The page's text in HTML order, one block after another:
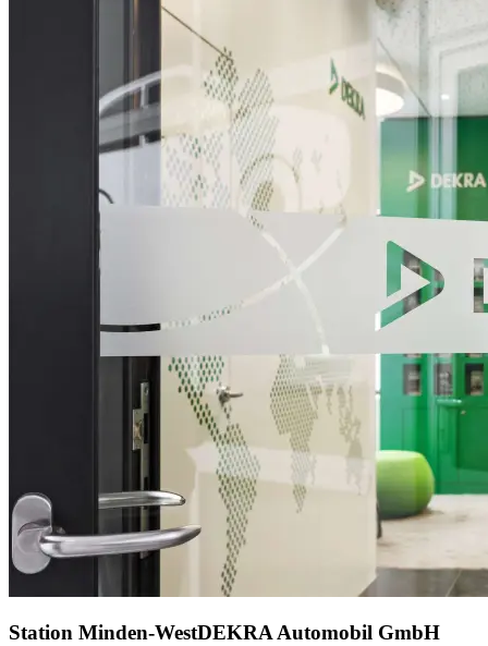
Station Minden-WestDEKRA Automobil GmbH